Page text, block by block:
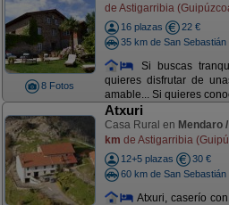
8 Fotos
de Astigarribia
16 plazas
22 €
35 km de San Sebastián
Si buscas
quieres disfrutar de
amable... Si quieres
Atxuri
Casa Rural en Mendaro
km de Astigarribia
12+5 plazas
30 €
60 km de San Sebastián
Atxuri, caserío